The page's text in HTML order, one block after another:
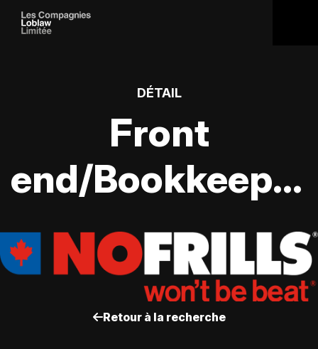
DÉTAIL
Front
end/Bookkeeper
Retour à la recherche